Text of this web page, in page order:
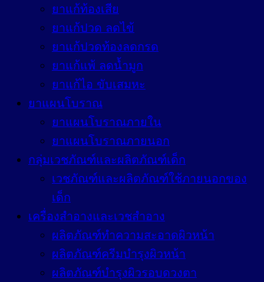
ยาแก้ท้องเสีย
ยาแก้ปวด ลดไข้
ยาแก้ปวดท้องลดกรด
ยาแก้แพ้ ลดน้ำมูก
ยาแก้ไอ ขับเสมหะ
ยาแผนโบราณ
ยาแผนโบราณภายใน
ยาแผนโบราณภายนอก
กลุ่มเวชภัณฑ์และผลิตภัณฑ์เด็ก
เวชภัณฑ์และผลิตภัณฑ์ใช้ภายนอกของ
เด็ก
เครื่องสำอางและเวชสำอาง
ผลิตภัณฑ์ทำความสะอาดผิวหน้า
ผลิตภัณฑ์ครีมบำรุงผิวหน้า
ผลิตภัณฑ์บำรุงผิวรอบดวงตา